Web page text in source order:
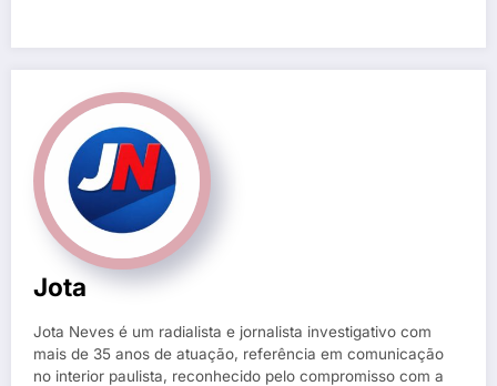
Jota
Jota Neves é um radialista e jornalista investigativo com
mais de 35 anos de atuação, referência em comunicação
no interior paulista, reconhecido pelo compromisso com a